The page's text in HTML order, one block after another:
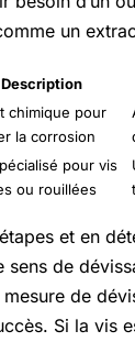
un
Description
chimique pour
la corrosion
pour vis
ou rouillées
et en
sens de
de
Si la vis